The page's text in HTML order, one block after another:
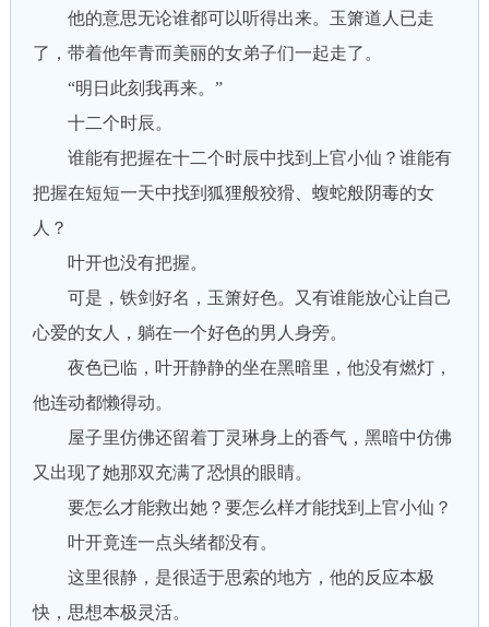
他的意思无论谁都可以听得出来。玉箫道人已走
了，带着他年青而美丽的女弟子们一起走了。
“明日此刻我再来。”
十二个时辰。
谁能有把握在十二个时辰中找到上官小仙？谁能有
把握在短短一天中找到狐狸般狡猾、蝮蛇般阴毒的女
人？
叶开也没有把握。
可是，铁剑好名，玉箫好色。又有谁能放心让自己
心爱的女人，躺在一个好色的男人身旁。
夜色已临，叶开静静的坐在黑暗里，他没有燃灯，
他连动都懒得动。
屋子里仿佛还留着丁灵琳身上的香气，黑暗中仿佛
又出现了她那双充满了恐惧的眼睛。
要怎么才能救出她？要怎么样才能找到上官小仙？
叶开竟连一点头绪都没有。
这里很静，是很适于思索的地方，他的反应本极
快，思想本极灵活。